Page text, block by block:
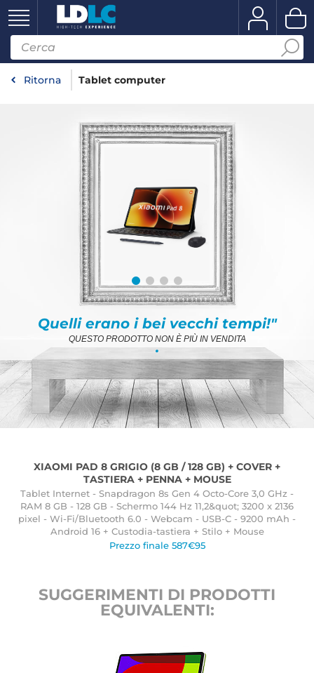
Ritorna Tablet computer
Quelli erano i bei vecchi tempi!"
QUESTO PRODOTTO NON È PIÙ IN VENDITA
.
XIAOMI PAD 8 GRIGIO (8 GB / 128 GB) + COVER +
TASTIERA + PENNA + MOUSE
Tablet Internet - Snapdragon 8s Gen 4 Octo-Core 3,0 GHz -
RAM 8 GB - 128 GB - Schermo 144 Hz 11,2&quot; 3200 x 2136
pixel - Wi-Fi/Bluetooth 6.0 - Webcam - USB-C - 9200 mAh -
Android 16 + Custodia-tastiera + Stilo + Mouse
Prezzo finale 587€95
SUGGERIMENTI DI PRODOTTI
EQUIVALENTI: